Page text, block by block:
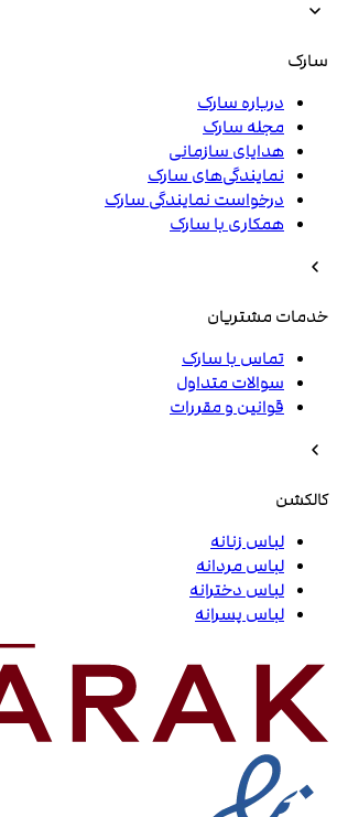
سارک
درباره سارک
مجله سارک
هدایای سازمانی
نمایندگی‌های سارک
درخواست نمایندگی سارک
همکاری با سارک
خدمات مشتریان
تماس با سارک
سوالات متداول
قوانین و مقررات
کالکشن
لباس زنانه
لباس مردانه
لباس دخترانه
لباس پسرانه